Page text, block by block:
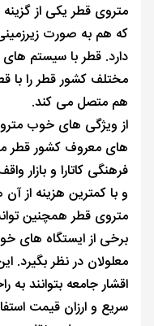
متروی قطر یکی از
که هم به صورت
دارد. قطر با سیستم
مختلف کشور قطر را با
هم متصل می‌ کند.
از ویژگی های خوب
های معروف کشور قطر
فرهنگی کاتارا و بازار
و با کمترین هزینه از
متروی قطر همچنین
برخی از ایستگاه های
معلولان در نظر بگیرد.
اقشار جامعه بتوانند
سریع و ارزان قیمت